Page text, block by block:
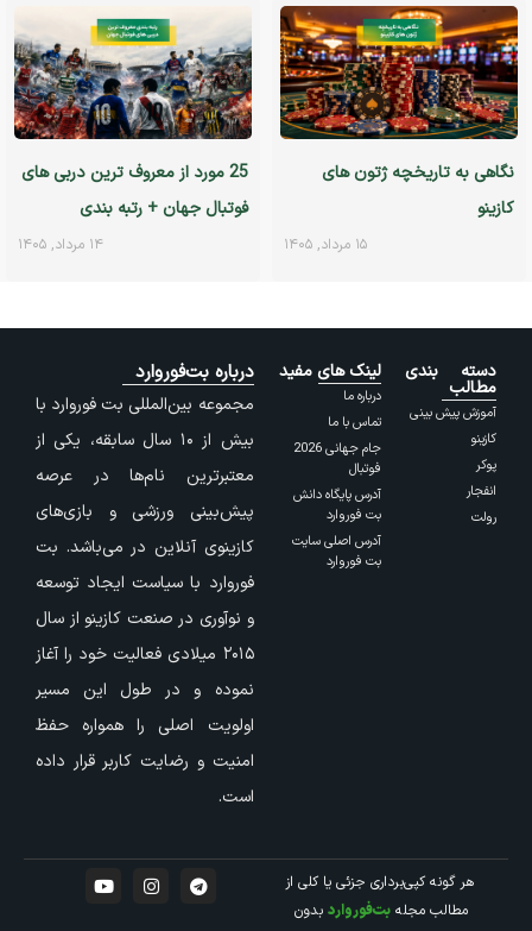
نگاهی به تاریخچه ژتون های
کازینو
۱۵ مرداد, ۱۴۰۵
25 مورد از معروف ترین دربی های
فوتبال جهان + رتبه بندی
۱۴ مرداد, ۱۴۰۵
دسته بندی
مطالب
آموزش پیش بینی
کازینو
پوکر
انفجار
رولت
لینک های مفید
درباره ما
تماس با ما
جام جهانی 2026
فوتبال
آدرس پایگاه دانش
بت فوروارد
آدرس اصلی سایت
بت فوروارد
درباره بت‌فوروارد
مجموعه بین‌المللی بت فوروارد با
بیش از ۱۰ سال سابقه، یکی از
معتبرترین نام‌ها در عرصه
پیش‌بینی ورزشی و بازی‌های
کازینوی آنلاین در می‌باشد. بت
فوروارد با سیاست ایجاد توسعه
و نوآوری در صنعت کازینو از سال
۲۰۱۵ میلادی فعالیت خود را آغاز
نموده و در طول این مسیر
اولویت اصلی را همواره حفظ
امنیت و رضایت کاربر قرار داده
است.
هر گونه کپی‌برداری جزئی یا کلی از
مطالب مجله بت‌فوروارد بدون